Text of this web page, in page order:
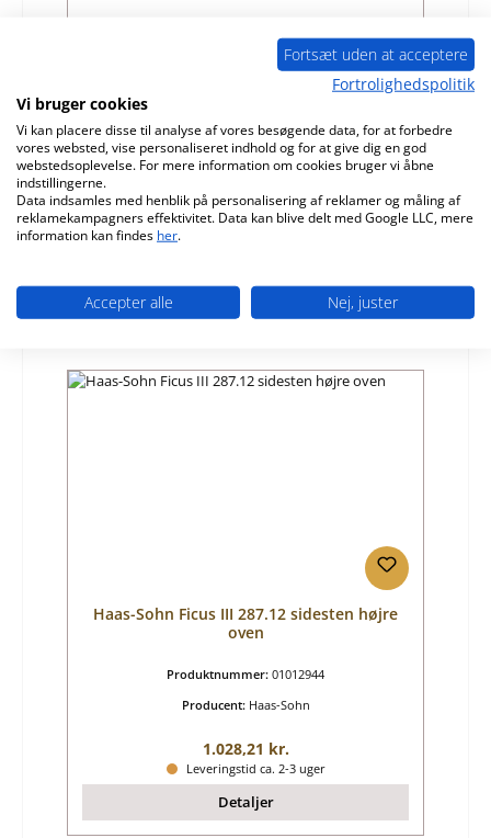
Haas-Sohn Ficus III 287.12 sidesten venstre
oven
Produktnummer: 01012937
Producent:Haas-Sohn
Haas-Sohn Ficus III 287.12 sidesten højre
oven
Produktnummer: 01012944
Producent: Haas-Sohn
Almindelig pris:
1.028,21 kr.
Leveringstid ca. 2-3 uger
Detaljer
Fortsæt uden at acceptere
Fortrolighedspolitik
Vi bruger cookies
Vi kan placere disse til analyse af vores besøgende data, for at forbedre
vores websted, vise personaliseret indhold og for at give dig en god
webstedsoplevelse. For mere information om cookies bruger vi åbne
indstillingerne.
Data indsamles med henblik på personalisering af reklamer og måling af
reklamekampagners effektivitet. Data kan blive delt med Google LLC, mere
information kan findes her.
Accepter alle Nej, juster